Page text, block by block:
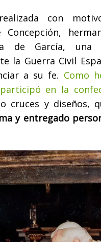
con
Concepción,
de García, una
la Guerra Civil
a su fe. Como
en la
cruces y diseños,
y entregado